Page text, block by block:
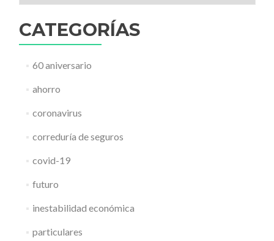
CATEGORÍAS
60 aniversario
ahorro
coronavirus
correduría de seguros
covid-19
futuro
inestabilidad económica
particulares